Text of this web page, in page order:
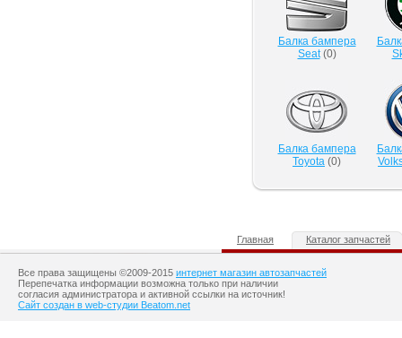
Балка бампера
Seat(0)
Балка бампера
Toyota (0)
Главная Каталог запчастей
Все права защищены ©2009-2015 интернет магазин автозапчастей
Перепечатка информации возможна только при наличии
согласия администратора и активной ссылки на источник!
Сайт создан в web-студии Beatom.net